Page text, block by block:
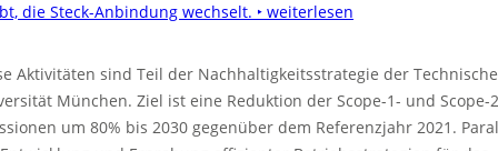
die Steck-Anbindung wechselt. ‣ weiterlesen
Aktivitäten sind Teil der Nachhaltigkeitsstrategie der
München. Ziel ist eine Reduktion der Scope-1- und Scope-
um 80% bis 2030 gegenüber dem Referenzjahr 2021.